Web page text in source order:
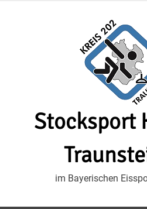
Stocksport
im Bayerischen